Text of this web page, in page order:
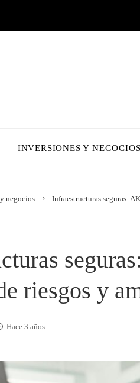
INVERSIONES Y NEGOCIOS
negocios Infraestructuras seguras:
riesgos y
Hace 3 años